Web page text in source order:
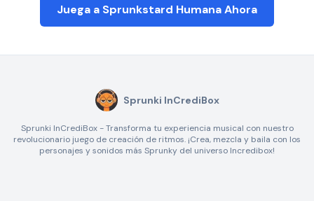
Juega a Sprunkstard Humana Ahora
Sprunki InCrediBox
Sprunki InCrediBox - Transforma tu experiencia musical con nuestro
revolucionario juego de creación de ritmos. ¡Crea, mezcla y baila con los
personajes y sonidos más Sprunky del universo Incredibox!